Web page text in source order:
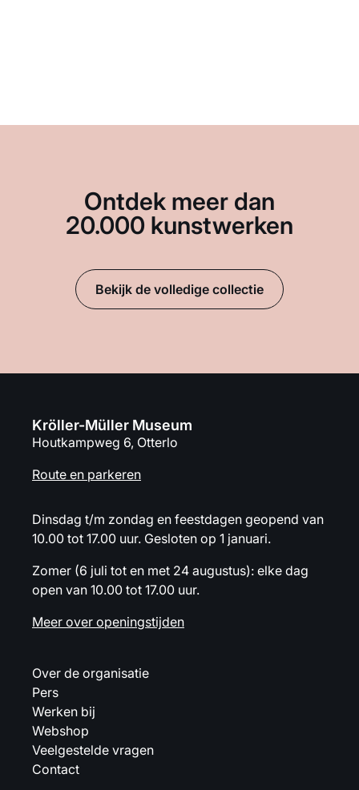
Ontdek meer dan
20.000 kunstwerken
Bekijk de volledige collectie
Kröller-Müller Museum
Houtkampweg 6, Otterlo
Route en parkeren
Dinsdag t/m zondag en feestdagen geopend van
10.00 tot 17.00 uur. Gesloten op 1 januari.
Zomer (6 juli tot en met 24 augustus): elke dag
open van 10.00 tot 17.00 uur.
Meer over openingstijden
Over de organisatie
Pers
Werken bij
Webshop
Veelgestelde vragen
Contact